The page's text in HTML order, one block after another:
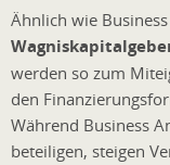
Ähnlich wie
werden so zum
den
Während Business
beteiligen, steigen